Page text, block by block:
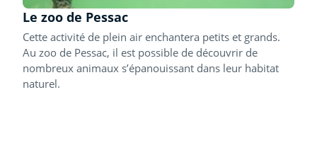
Le zoo de Pessac
Cette activité de plein air enchantera petits et grands.
Au zoo de Pessac, il est possible de découvrir de
nombreux animaux s’épanouissant dans leur habitat
naturel.